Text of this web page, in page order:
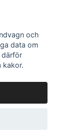
och
data om
därför
kakor.